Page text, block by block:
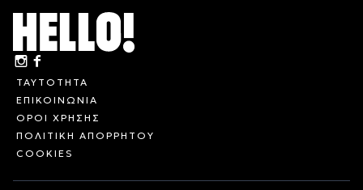
ΤΑΥΤΟΤΗΤΑ
ΕΠΙΚΟΙΝΩΝΙΑ
ΟΡΟΙ ΧΡΗΣΗΣ
ΠΟΛΙΤΙΚΗ ΑΠΟΡΡΗΤΟΥ
COOKIES